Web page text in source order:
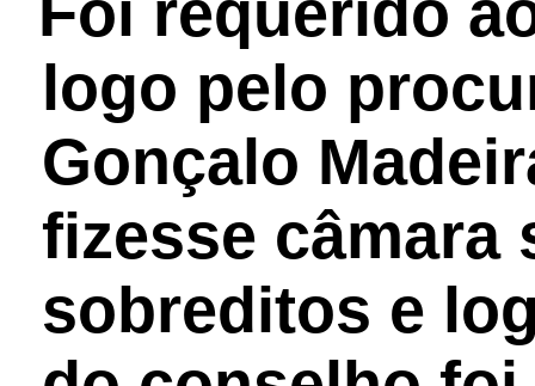
logo pelo
Gonçalo
fizesse câmara
sobreditos e